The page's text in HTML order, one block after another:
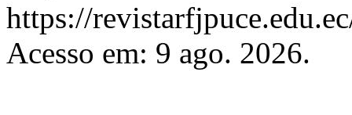
https://
Acesso em: 9 ago. 2026.